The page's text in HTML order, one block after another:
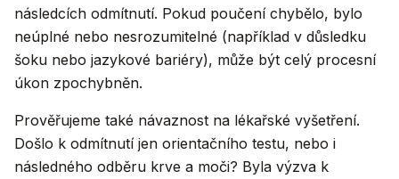
následcích odmítnutí. Pokud poučení chybělo, bylo
neúplné nebo nesrozumitelné (například v důsledku
šoku nebo jazykové bariéry), může být celý procesní
úkon zpochybněn.
Prověřujeme také návaznost na lékařské vyšetření.
Došlo k odmítnutí jen orientačního testu, nebo i
následného odběru krve a moči? Byla výzva k